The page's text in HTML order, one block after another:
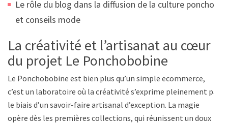
Le rôle du blog dans la diffusion de la culture poncho
et conseils mode
La créativité et l’artisanat au cœur
du projet Le Ponchobobine
Le Ponchobobine est bien plus qu’un simple ecommerce,
c’est un laboratoire où la créativité s’exprime pleinement par
le biais d’un savoir-faire artisanal d’exception. La magie
opère dès les premières collections, qui réunissent un doux